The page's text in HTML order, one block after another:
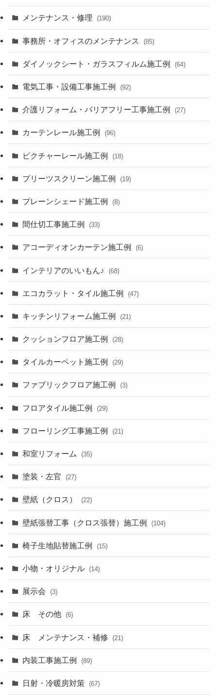
メンテナンス・修理 (190)
事務所・オフィスのメンテナンス (85)
ダイノックシート・ガラスフィルム施工例 (64)
電気工事・設備工事施工例 (92)
介護リフォーム・バリアフリー工事施工例 (27)
カーテンレール施工例 (96)
ピクチャーレール施工例 (18)
プリーツスクリーン施工例 (19)
プレーンシェード施工例 (8)
間仕切工事施工例 (33)
アコーディオンカーテン施工例 (6)
インテリアのいいもん♪ (68)
エコカラット・タイル施工例 (47)
キッチンリフォーム施工例 (21)
クッションフロア施工例 (28)
タイルカーペット施工例 (29)
ファブリックフロア施工例 (3)
フロアタイル施工例 (29)
フローリング工事施工例 (21)
和室リフォーム (35)
塗装・左官 (27)
壁紙（クロス） (22)
壁紙張替工事（クロス張替）施工例 (104)
椅子生地貼替施工例 (15)
小物・オリジナル (14)
展示会 (3)
床 その他 (6)
床 メンテナンス・補修 (21)
内装工事施工例 (89)
日射・冷暖房対策 (67)